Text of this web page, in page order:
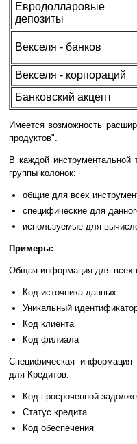
Евродолларовые
депозиты
Векселя - банков
Векселя - корпораций
Банковский акцепт
Имеется возможность
продуктов".
В каждой
группы колонок:
общие для всех
специфические для
используемые для
Примеры:
Общая информация для всех
Код источника данных
Уникальный
Код клиента
Код филиала
Специфическая информация
для Кредитов:
Код просроченной
Статус кредита
Код обеспечения